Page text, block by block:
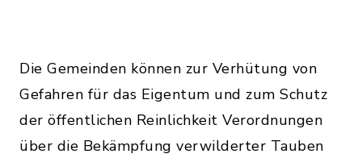
Die Gemeinden können zur Verhütung von
Gefahren für das Eigentum und zum Schutz
der öffentlichen Reinlichkeit Verordnungen
über die Bekämpfung verwilderter Tauben